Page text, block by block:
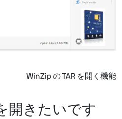
WinZip の TAR を開く機能
開きたいです